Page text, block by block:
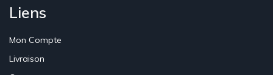
Liens
Mon Compte
Livraison